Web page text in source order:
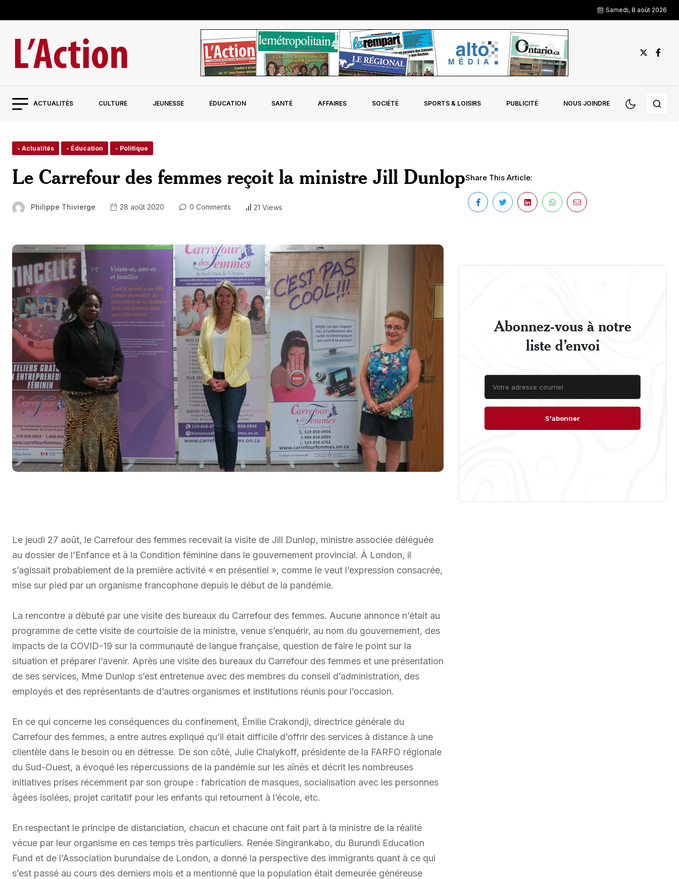
Samedi, 8 août 2026
ACTUALITÉS CULTURE JEUNESSE ÉDUCATION SANTÉ AFFAIRES SOCIÉTÉ SPORTS & LOISIRS PUBLICITÉ NOUS JOINDRE
- Actualités - Éducation - Politique
Le Carrefour des femmes reçoit la ministre Jill Dunlop
Philippe Thivierge 28 août 2020 0 Comments 21 Views
Share This Article:
Le jeudi 27 août, le Carrefour des femmes recevait la visite de Jill Dunlop, ministre associée déléguée
au dossier de l’Enfance et à la Condition féminine dans le gouvernement provincial. À London, il
s’agissait probablement de la première activité « en présentiel », comme le veut l’expression consacrée,
mise sur pied par un organisme francophone depuis le début de la pandémie.
La rencontre a débuté par une visite des bureaux du Carrefour des femmes. Aucune annonce n’était au
programme de cette visite de courtoisie de la ministre, venue s’enquérir, au nom du gouvernement, des
impacts de la COVID-19 sur la communauté de langue française, question de faire le point sur la
situation et préparer l’avenir. Après une visite des bureaux du Carrefour des femmes et une présentation
de ses services, Mme Dunlop s’est entretenue avec des membres du conseil d’administration, des
employés et des représentants de d’autres organismes et institutions réunis pour l’occasion.
En ce qui concerne les conséquences du confinement, Émilie Crakondji, directrice générale du
Carrefour des femmes, a entre autres expliqué qu’il était difficile d’offrir des services à distance à une
clientèle dans le besoin ou en détresse. De son côté, Julie Chalykoff, présidente de la FARFO régionale
du Sud-Ouest, a évoqué les répercussions de la pandémie sur les aînés et décrit les nombreuses
initiatives prises récemment par son groupe : fabrication de masques, socialisation avec les personnes
âgées isolées, projet caritatif pour les enfants qui retournent à l’école, etc.
En respectant le principe de distanciation, chacun et chacune ont fait part à la ministre de la réalité
vécue par leur organisme en ces temps très particuliers. Renée Singirankabo, du Burundi Education
Fund et de l’Association burundaise de London, a donné la perspective des immigrants quant à ce qui
s’est passé au cours des derniers mois et a mentionné que la population était demeurée généreuse
Abonnez-vous à notre
liste d’envoi